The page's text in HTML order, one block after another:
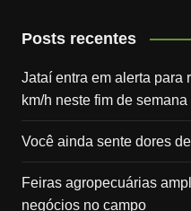
Posts recentes
Jataí entra em alerta para
km/h neste fim de semana
Você ainda sente dores
Feiras agropecuárias
negócios no campo